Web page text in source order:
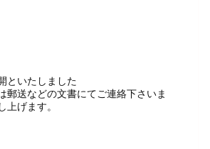
といたしました
郵送などの文書にてご連絡下さいま
上げます。